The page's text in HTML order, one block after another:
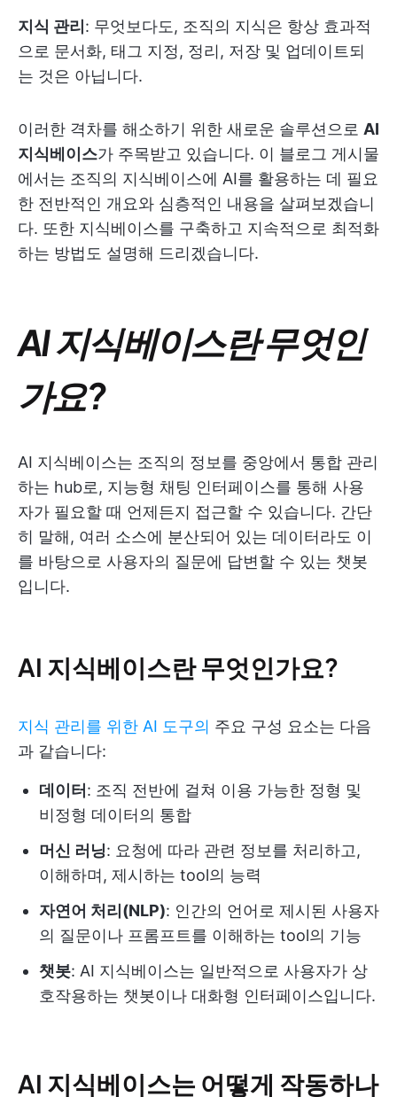
지식 관리 : 무엇보다도, 조직의 지식은 항상 효과적
으로 문서화, 태그 지정, 정리, 저장 및 업데이트되
는 것은 아닙니다.
이러한 격차를 해소하기 위한 새로운 솔루션으로 AI
지식베이스가 주목받고 있습니다. 이 블로그 게시물
에서는 조직의 지식베이스에 AI를 활용하는 데 필요
한 전반적인 개요와 심층적인 내용을 살펴보겠습니
다. 또한 지식베이스를 구축하고 지속적으로 최적화
하는 방법도 설명해 드리겠습니다.
AI 지식베이스란 무엇인
가요?
AI 지식베이스는 조직의 정보를 중앙에서 통합 관리
하는 hub로, 지능형 채팅 인터페이스를 통해 사용
자가 필요할 때 언제든지 접근할 수 있습니다. 간단
히 말해, 여러 소스에 분산되어 있는 데이터라도 이
를 바탕으로 사용자의 질문에 답변할 수 있는 챗봇
입니다.
AI 지식베이스란 무엇인가요?
지식 관리를 위한 AI 도구의 주요 구성 요소는 다음
과 같습니다:
데이터 : 조직 전반에 걸쳐 이용 가능한 정형 및
비정형 데이터의 통합
머신 러닝: 요청에 따라 관련 정보를 처리하고,
이해하며, 제시하는 tool의 능력
자연어 처리(NLP): 인간의 언어로 제시된 사용자
의 질문이나 프롬프트를 이해하는 tool의 기능
챗봇: AI 지식베이스는 일반적으로 사용자가 상
호작용하는 챗봇이나 대화형 인터페이스입니다.
AI 지식베이스는 어떻게 작동하나